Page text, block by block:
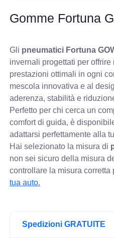
Gomme Fortuna
Gli pneumatici Fortuna
invernali progettati per
prestazioni ottimali in ogni
mescola innovativa e al
aderenza, stabilità e
Perfetto per chi cerca un
comfort di guida, è
adattarsi perfettamente alla
Hai selezionato la misura di
non sei sicuro della misura
controllare la misura corretta
tua auto.
Spedizioni GRATUITE